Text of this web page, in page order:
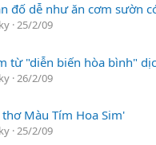
đố dễ như ăn cơm sườn
25/2/09
từ "diễn biến hòa bình"
26/2/09
Màu Tím Hoa Sim'
25/2/09